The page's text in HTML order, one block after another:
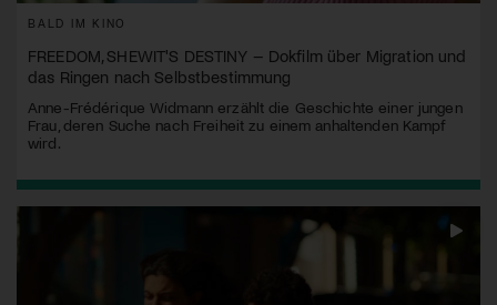
BALD IM KINO
FREEDOM, SHEWIT'S DESTINY – Dokfilm über Migration und
das Ringen nach Selbstbestimmung
Anne-Frédérique Widmann erzählt die Geschichte einer jungen
Frau, deren Suche nach Freiheit zu einem anhaltenden Kampf
wird.